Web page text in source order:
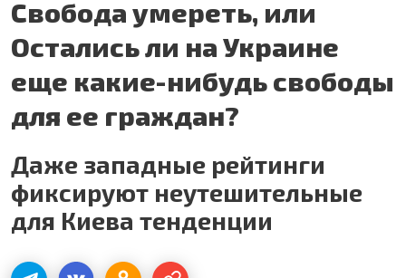
Свобода умереть, или
Остались ли на Украине
еще какие-нибудь свободы
для ее граждан?
Даже западные рейтинги
фиксируют неутешительные
для Киева тенденции